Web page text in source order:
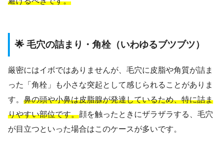
🌟 毛穴の詰まり・角栓（いわゆるブツブツ）
厳密にはイボではありませんが、毛穴に皮脂や角質が詰ま
った「角栓」も小さな突起として感じられることがありま
す。 鼻の頭や小鼻は皮脂腺が発達しているため、特に詰ま
りやすい部位です。顔を触ったときにザラザラする、毛穴
が目立つといった場合はこのケースが多いです。